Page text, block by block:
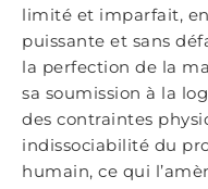
limité et imparfait,
puissante et sans
la perfection de la
sa soumission à la
des contraintes
indissociabilité du
humain, ce qui